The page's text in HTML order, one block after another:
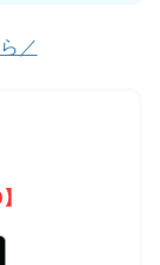
／